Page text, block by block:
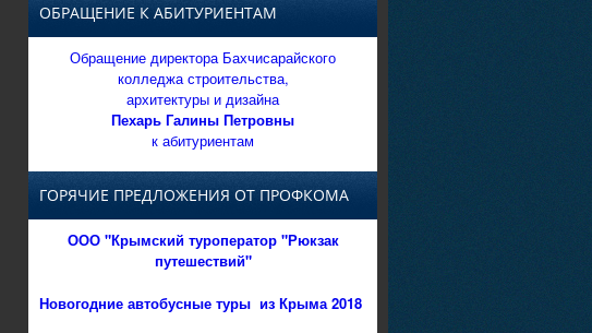
ОБРАЩЕНИЕ К АБИТУРИЕНТАМ
Обращение директора Бахчисарайского
колледжа строительства,
архитектуры и дизайна
Пехарь Галины Петровны
к абитуриентам
ГОРЯЧИЕ ПРЕДЛОЖЕНИЯ ОТ ПРОФКОМА
ООО "Крымский туроператор "Рюкзак
путешествий"
Новогодние автобусные туры из Крыма 2018